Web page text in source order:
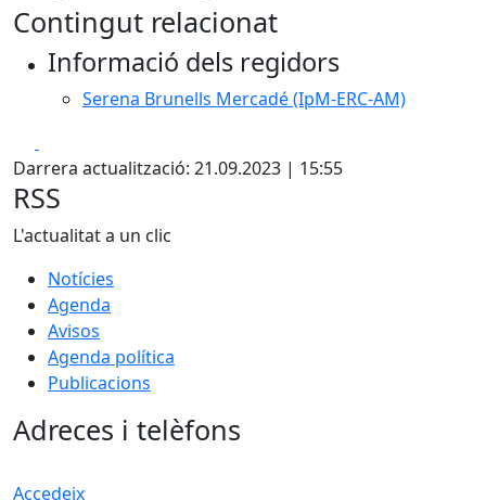
Contingut relacionat
Informació dels regidors
Serena Brunells Mercadé (IpM-ERC-AM)
Darrera actualització: 21.09.2023 | 15:55
RSS
L'actualitat a un clic
Notícies
Agenda
Avisos
Agenda política
Publicacions
Adreces i telèfons
Accedeix